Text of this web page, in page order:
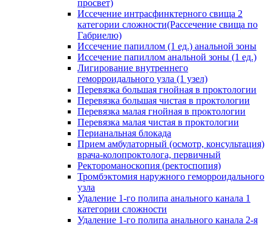
просвет)
Иссечение интрасфинктерного свища 2
категории сложности(Рассечение свища по
Габриелю)
Иссечение папиллом (1 ед.) анальной зоны
Иссечение папиллом анальной зоны (1 ед.)
Лигирование внутреннего
геморроидального узла (1 узел)
Перевязка большая гнойная в проктологии
Перевязка большая чистая в проктологии
Перевязка малая гнойная в проктологии
Перевязка малая чистая в проктологии
Перианальная блокада
Прием амбулаторный (осмотр, консультация)
врача-колопроктолога, первичный
Ректороманоскопия (ректоспопия)
Тромбэктомия наружного геморроидального
узла
Удаление 1-го полипа анального канала 1
категории сложности
Удаление 1-го полипа анального канала 2-я